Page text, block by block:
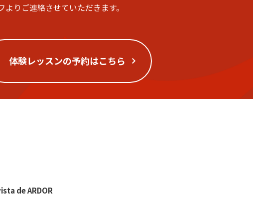
りご連絡させていただきます。
体験レッスンの予約はこちら
de ARDOR